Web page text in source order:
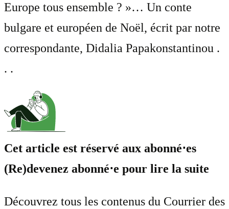
Europe tous ensemble ? »… Un conte
bulgare et européen de Noël, écrit par notre
correspondante, Didalia Papakonstantinou .
. .
Cet article est réservé aux abonné⋅es
(Re)devenez abonné⋅e pour lire la suite
Découvrez tous les contenus du Courrier des